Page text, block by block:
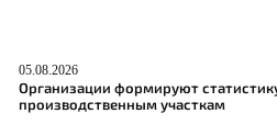
05.08.2026
Организации формируют
производственным участкам